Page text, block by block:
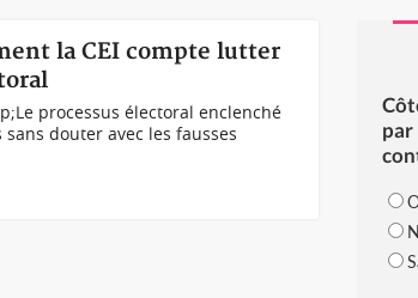
la CEI compte lutter
processus électoral enclenché
sans douter avec les fausses
par